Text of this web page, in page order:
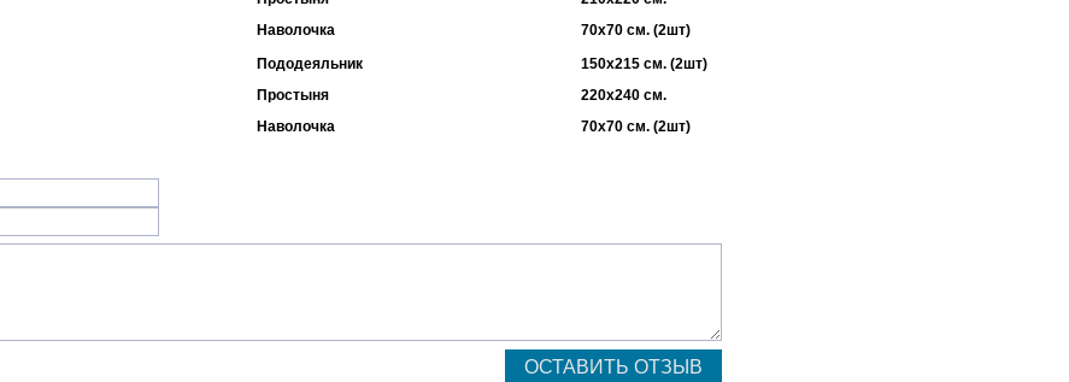
Наволочка
70х70 см. (2шт)
Пододеяльник
Простыня
Наволочка
150х215 см. (2шт)
220х240 см.
70х70 см. (2шт)